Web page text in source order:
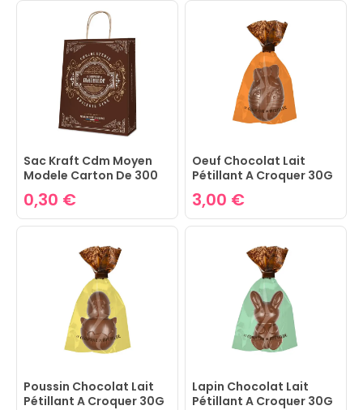
Sac Kraft Cdm Moyen
Modele Carton De 300
L25 X P11 X H31 Cm
0,30 €
Oeuf Chocolat Lait
Pétillant A Croquer 30G
3,00 €
Poussin Chocolat Lait
Pétillant A Croquer 30G
Lapin Chocolat Lait
Pétillant A Croquer 30G